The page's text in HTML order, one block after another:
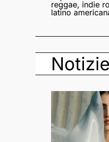
reggae, indie
latino